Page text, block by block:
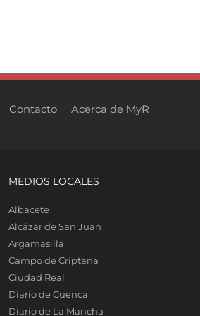
Contacto Acerca de MyR
MEDIOS LOCALES
Albacete
Alcázar de San Juan
Argamasilla
Campo de Criptana
Ciudad Real
Diario de Cuenca
Diario de La Mancha